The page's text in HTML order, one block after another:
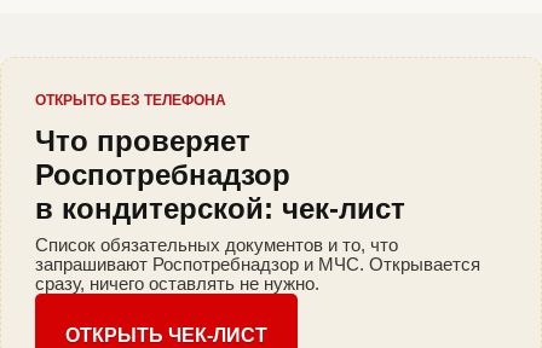
ОТКРЫТО БЕЗ ТЕЛЕФОНА
Что проверяет
Роспотребнадзор
в кондитерской: чек-лист
Список обязательных документов и то, что
запрашивают Роспотребнадзор и МЧС. Открывается
сразу, ничего оставлять не нужно.
ОТКРЫТЬ ЧЕК-ЛИСТ